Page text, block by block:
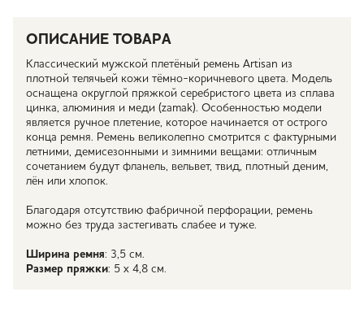
ОПИСАНИЕ ТОВАРА
Классический мужской плетёный ремень Artisan из
плотной телячьей кожи тёмно-коричневого цвета. Модель
оснащена округлой пряжкой серебристого цвета из сплава
цинка, алюминия и меди (zamak). Особенностью модели
является ручное плетение, которое начинается от острого
конца ремня. Ремень великолепно смотрится с фактурными
летними, демисезонными и зимними вещами: отличным
сочетанием будут фланель, вельвет, твид, плотный деним,
лён или хлопок.
Благодаря отсутствию фабричной перфорации, ремень
можно без труда застегивать слабее и туже.
Ширина ремня: 3,5 см.
Размер пряжки: 5 х 4,8 см.